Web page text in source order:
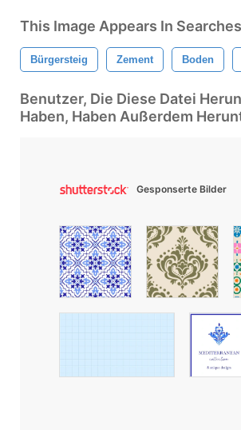
This Image Appears In
Bürgersteig Zement Boden
Benutzer, Die Diese Datei
Haben, Haben Außerdem
Gesponserte Bilder